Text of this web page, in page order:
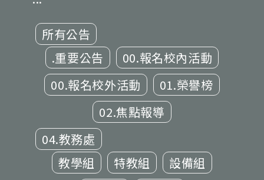
所有公告
.重要公告
00.報名校內活動
00.報名校外活動
01.榮譽榜
02.焦點報導
04.教務處
教學組
特教組
設備組